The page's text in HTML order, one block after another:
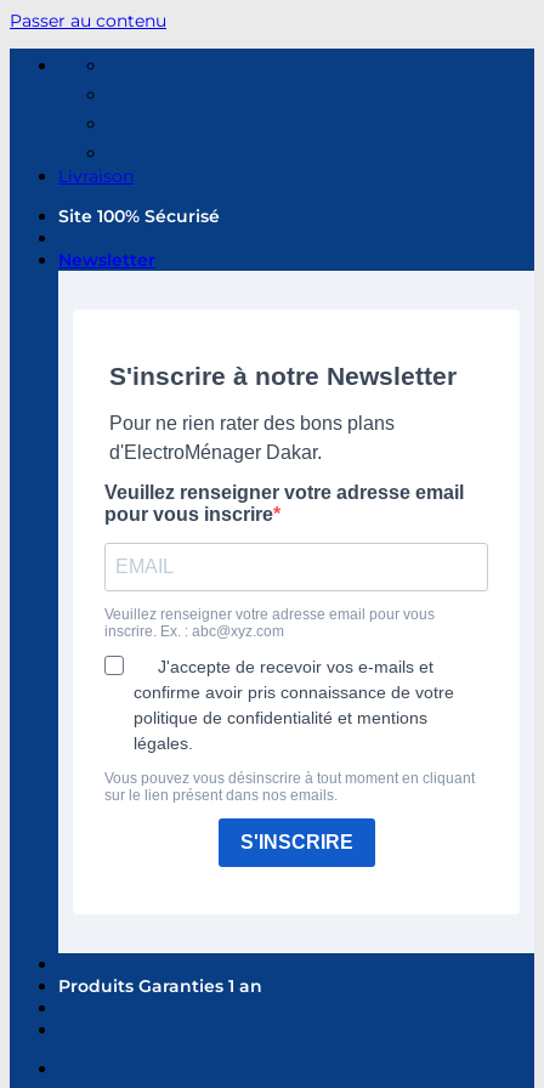
Passer au contenu
Livraison
Site 100% Sécurisé
Newsletter
S'inscrire à notre Newsletter
Pour ne rien rater des bons plans
d'ElectroMénager Dakar.
Veuillez renseigner votre adresse email
pour vous inscrire
Veuillez renseigner votre adresse email pour vous
inscrire. Ex. : abc@xyz.com
J'accepte de recevoir vos e-mails et
confirme avoir pris connaissance de votre
politique de confidentialité et mentions
légales.
Vous pouvez vous désinscrire à tout moment en cliquant
sur le lien présent dans nos emails.
S'INSCRIRE
Produits Garanties 1 an